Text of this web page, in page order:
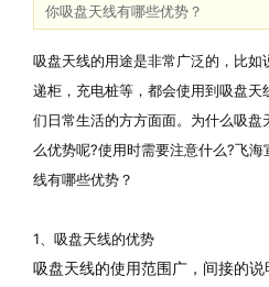
你吸盘天线有哪些优势？
吸盘天线的用途是非常广泛的，比
递柜，充电桩等，都会使用到吸盘天
们日常生活的方方面面。为什么吸盘
么优势呢?使用时需要注意什么?飞
线有哪些优势？
1、吸盘天线的优势
吸盘天线的使用范围广，间接的